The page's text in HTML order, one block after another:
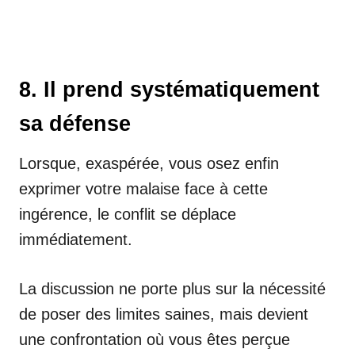
8. Il prend systématiquement
sa défense
Lorsque, exaspérée, vous osez enfin
exprimer votre malaise face à cette
ingérence, le conflit se déplace
immédiatement.
La discussion ne porte plus sur la nécessité
de poser des limites saines, mais devient
une confrontation où vous êtes perçue